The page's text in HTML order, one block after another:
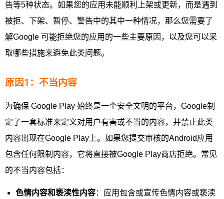
告等5种状态。如果您的应用未能顺利上架或更新，而是遇到
被拒、下架、暂停、警告中的其中一种情况，那么您需要了
解Google 可能拒绝您的应用的一些主要原因，以及您可以采
取哪些措施来避免此类问题。
原因1：不当内容
为确保 Google Play 始终是一个安全文明的平台，Google制
定了一套标准来定义对用户有害或不当的内容，并禁止此类
内容出现在Google Play上。如果您提交审核的Android应用
包含任何限制内容，它将直接被Google Play商店拒绝。常见
的不当内容包括：
色情内容和亵渎性内容：应用包含或宣传色情内容或亵渎